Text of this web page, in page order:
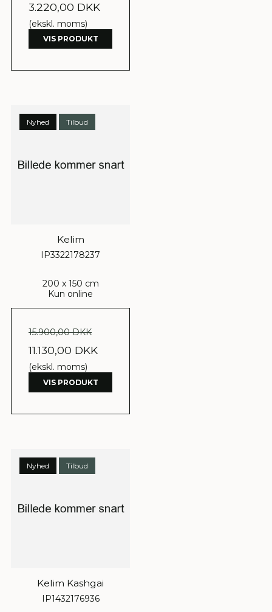
3.220,00 DKK
(ekskl. moms)
VIS PRODUKT
Nyhed Tilbud
Kelim
IP3322178237
200 x 150 cm
Kun online
15.900,00 DKK
11.130,00 DKK
(ekskl. moms)
VIS PRODUKT
Nyhed Tilbud
Kelim Kashgai
IP1432176936